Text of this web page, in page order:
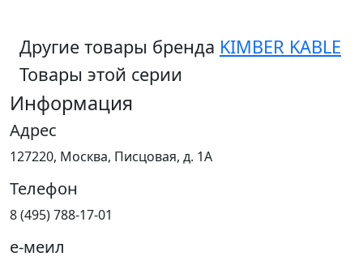
Другие товары бренда KIMBER KABLE
Товары этой серии
Информация
Адрес
127220, Москва, Писцовая, д. 1А
Телефон
8 (495) 788-17-01
е-меил